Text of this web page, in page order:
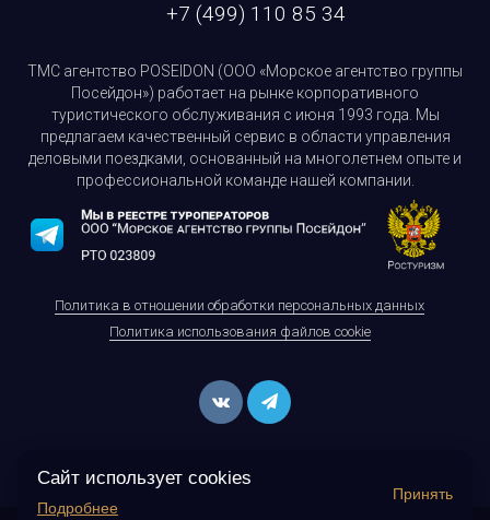
+7 (499) 110 85 34
ТМС агентство POSEIDON (ООО «Морское агентство группы
Посейдон») работает на рынке корпоративного
туристического обслуживания с июня 1993 года. Мы
предлагаем качественный сервис в области управления
деловыми поездками, основанный на многолетнем опыте и
профессиональной команде нашей компании.
Политика в отношении обработки персональных данных
Политика использования файлов cookie
Сайт использует cookies
Подробнее
Принять